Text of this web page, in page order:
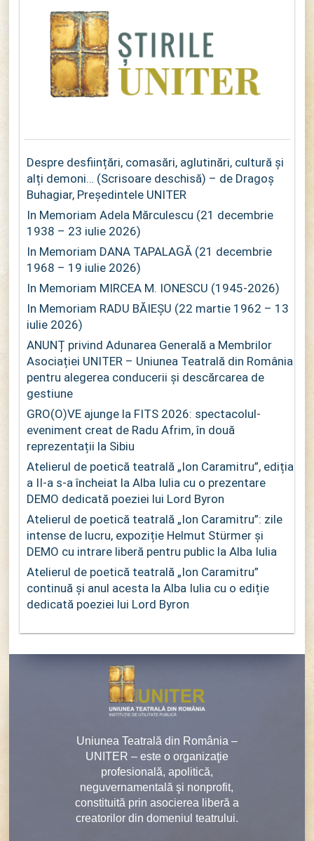
Despre desființări, comasări, aglutinări, cultură și
alți demoni… (Scrisoare deschisă) – de Dragoș
Buhagiar, Președintele UNITER
In Memoriam Adela Mărculescu (21 decembrie
1938 – 23 iulie 2026)
In Memoriam DANA TAPALAGĂ (21 decembrie
1968 – 19 iulie 2026)
In Memoriam MIRCEA M. IONESCU (1945-2026)
In Memoriam RADU BĂIEȘU (22 martie 1962 – 13
iulie 2026)
ANUNȚ privind Adunarea Generală a Membrilor
Asociației UNITER – Uniunea Teatrală din România
pentru alegerea conducerii și descărcarea de
gestiune
GRO(O)VE ajunge la FITS 2026: spectacolul-
eveniment creat de Radu Afrim, în două
reprezentații la Sibiu
Atelierul de poetică teatrală „Ion Caramitru”, ediția
a II-a s-a încheiat la Alba Iulia cu o prezentare
DEMO dedicată poeziei lui Lord Byron
Atelierul de poetică teatrală „Ion Caramitru”: zile
intense de lucru, expoziție Helmut Stürmer și
DEMO cu intrare liberă pentru public la Alba Iulia
Atelierul de poetică teatrală „Ion Caramitru”
continuă și anul acesta la Alba Iulia cu o ediție
dedicată poeziei lui Lord Byron
Uniunea Teatrală din România –
UNITER – este o organizaţie
profesională, apolitică,
neguvernamentală şi nonprofit,
constituită prin asocierea liberă a
creatorilor din domeniul teatrului.